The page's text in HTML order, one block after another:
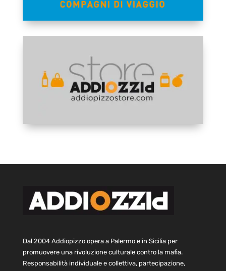
Dal 2004 Addiopizzo opera a Palermo e in Sicilia per
promuovere una rivoluzione culturale contro la mafia.
Responsabilità individuale e collettiva, partecipazione,